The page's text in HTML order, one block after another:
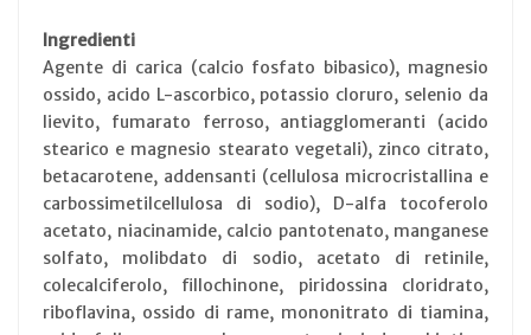
Ingredienti
Agente di carica (calcio fosfato bibasico), magnesio
ossido, acido L-ascorbico, potassio cloruro, selenio da
lievito, fumarato ferroso, antiagglomeranti (acido
stearico e magnesio stearato vegetali), zinco citrato,
betacarotene, addensanti (cellulosa microcristallina e
carbossimetilcellulosa di sodio), D-alfa tocoferolo
acetato, niacinamide, calcio pantotenato, manganese
solfato, molibdato di sodio, acetato di retinile,
colecalciferolo, fillochinone, piridossina cloridrato,
riboflavina, ossido di rame, mononitrato di tiamina,